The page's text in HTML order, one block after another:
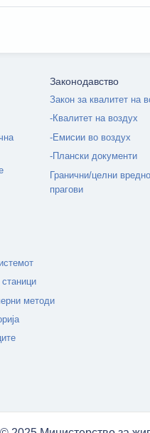
Законодавство
Закон за квалитет на
-Квалитет на воздух
-Емисии во воздух
-Плански документи
Гранични/целни
прагови
методи